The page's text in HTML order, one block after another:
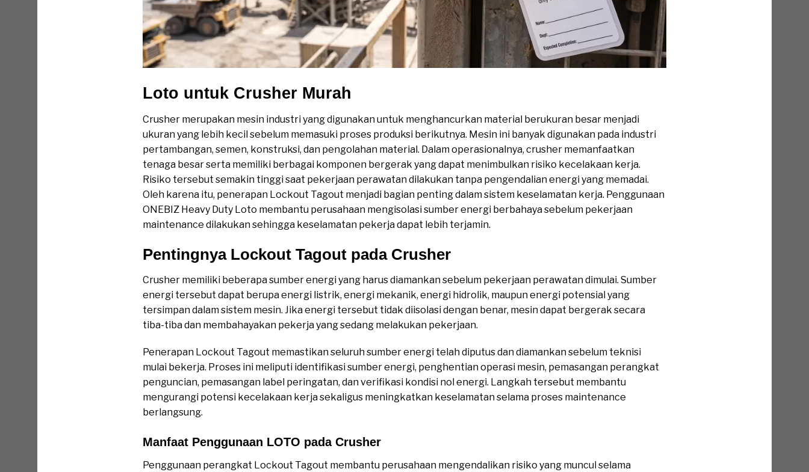
Loto untuk Crusher Murah
Crusher merupakan mesin industri yang digunakan untuk menghancurkan material berukuran besar menjadi
ukuran yang lebih kecil sebelum memasuki proses produksi berikutnya. Mesin ini banyak digunakan pada industri
pertambangan, semen, konstruksi, dan pengolahan material. Dalam operasionalnya, crusher memanfaatkan
tenaga besar serta memiliki berbagai komponen bergerak yang dapat menimbulkan risiko kecelakaan kerja.
Risiko tersebut semakin tinggi saat pekerjaan perawatan dilakukan tanpa pengendalian energi yang memadai.
Oleh karena itu, penerapan Lockout Tagout menjadi bagian penting dalam sistem keselamatan kerja. Penggunaan
ONEBIZ Heavy Duty Loto membantu perusahaan mengisolasi sumber energi berbahaya sebelum pekerjaan
maintenance dilakukan sehingga keselamatan pekerja dapat lebih terjamin.
Pentingnya Lockout Tagout pada Crusher
Crusher memiliki beberapa sumber energi yang harus diamankan sebelum pekerjaan perawatan dimulai. Sumber
energi tersebut dapat berupa energi listrik, energi mekanik, energi hidrolik, maupun energi potensial yang
tersimpan dalam sistem mesin. Jika energi tersebut tidak diisolasi dengan benar, mesin dapat bergerak secara
tiba-tiba dan membahayakan pekerja yang sedang melakukan pekerjaan.
Penerapan Lockout Tagout memastikan seluruh sumber energi telah diputus dan diamankan sebelum teknisi
mulai bekerja. Proses ini meliputi identifikasi sumber energi, penghentian operasi mesin, pemasangan perangkat
penguncian, pemasangan label peringatan, dan verifikasi kondisi nol energi. Langkah tersebut membantu
mengurangi potensi kecelakaan kerja sekaligus meningkatkan keselamatan selama proses maintenance
berlangsung.
Manfaat Penggunaan LOTO pada Crusher
Penggunaan perangkat Lockout Tagout membantu perusahaan mengendalikan risiko yang muncul selama